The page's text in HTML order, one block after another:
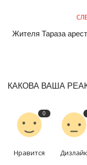
Жителя Тараза
КАКОВА ВАША
0
Нравится Дизлайк